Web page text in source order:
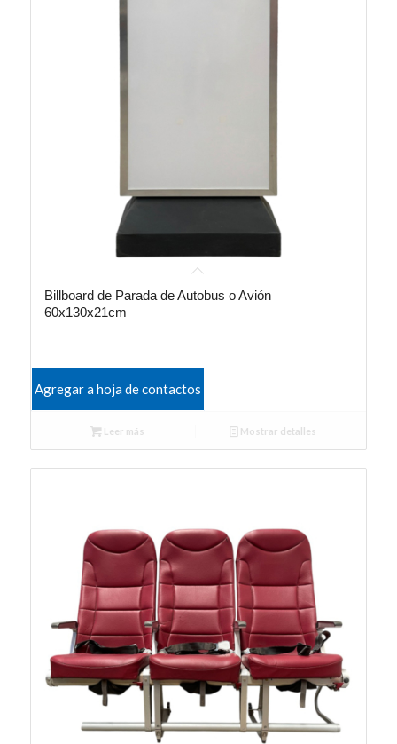
Billboard de Parada de Autobus o Avión
60x130x21cm
Agregar a hoja de contactos
Leer más Mostrar detalles